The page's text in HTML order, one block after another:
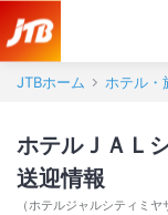
JTBホーム ホテル・
ホテルＪＡＬ
送迎情報
（ホテルジャルシティミヤ